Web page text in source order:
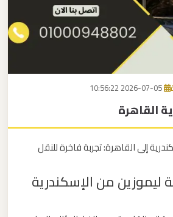
القاهرة
إلى القاهرة: تجربة فاخرة للنقل
ليموزين من الإسكندرية